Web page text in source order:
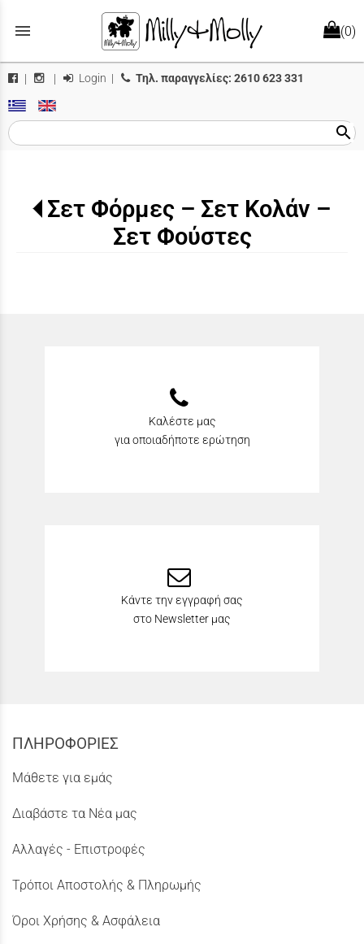
menu (0)
| | Login | Τηλ. παραγγελίες: 2610 623 331
search
Σετ Φόρμες – Σετ Κολάν –
Σετ Φούστες
Καλέστε μας
για οποιαδήποτε ερώτηση
Κάντε την εγγραφή σας
στο Newsletter μας
ΠΛΗΡΟΦΟΡΙΕΣ
Μάθετε για εμάς
Διαβάστε τα Νέα μας
Αλλαγές - Επιστροφές
Τρόποι Αποστολής & Πληρωμής
Όροι Χρήσης & Ασφάλεια